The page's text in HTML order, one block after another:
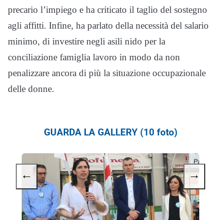
precario l’impiego e ha criticato il taglio del sostegno
agli affitti. Infine, ha parlato della necessità del salario
minimo, di investire negli asili nido per la
conciliazione famiglia lavoro in modo da non
penalizzare ancora di più la situazione occupazionale
delle donne.
GUARDA LA GALLERY (10 foto)
← →